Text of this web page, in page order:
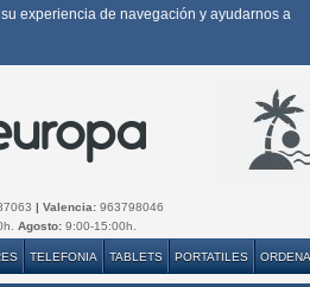
experiencia de navegación y ayudarnos a
| Valencia: 963798046
Agosto: 9:00-15:00h.
TELEFONIA TABLETS PORTATILES